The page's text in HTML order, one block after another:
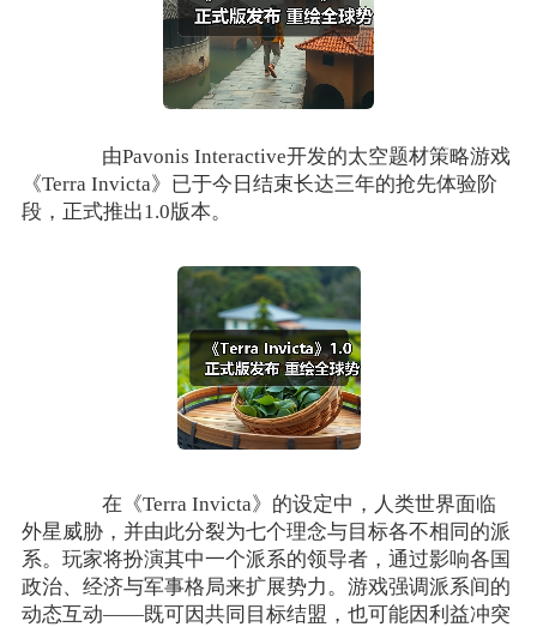
由Pavonis Interactive开发的太空题材策略游戏
《Terra Invicta》已于今日结束长达三年的抢先体验阶
段，正式推出1.0版本。
在《Terra Invicta》的设定中，人类世界面临
外星威胁，并由此分裂为七个理念与目标各不相同的派
系。玩家将扮演其中一个派系的领导者，通过影响各国
政治、经济与军事格局来扩展势力。游戏强调派系间的
动态互动——既可因共同目标结盟，也可能因利益冲突